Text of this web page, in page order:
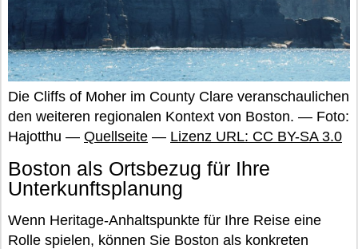
Die Cliffs of Moher im County Clare veranschaulichen
den weiteren regionalen Kontext von Boston. — Foto:
Hajotthu — Quellseite — Lizenz URL: CC BY-SA 3.0
Boston als Ortsbezug für Ihre
Unterkunftsplanung
Wenn Heritage-Anhaltspunkte für Ihre Reise eine
Rolle spielen, können Sie Boston als konkreten